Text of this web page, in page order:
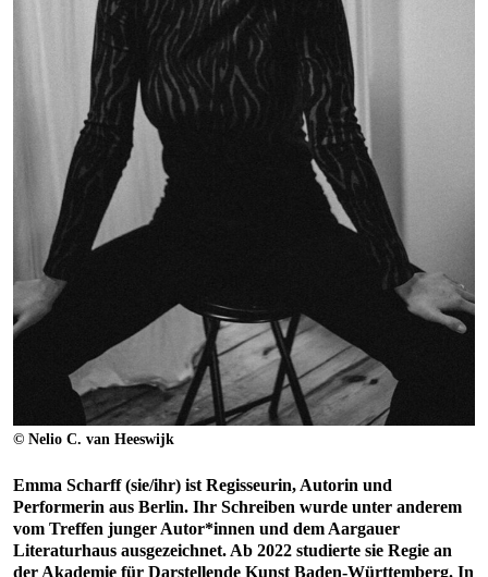
© Nelio C. van Heeswijk
Emma Scharff (sie/ihr) ist Regisseurin, Autorin und
Performerin aus Berlin. Ihr Schreiben wurde unter anderem
vom Treffen junger Autor*innen und dem Aargauer
Literaturhaus ausgezeichnet. Ab 2022 studierte sie Regie an
der Akademie für Darstellende Kunst Baden-Württemberg. In